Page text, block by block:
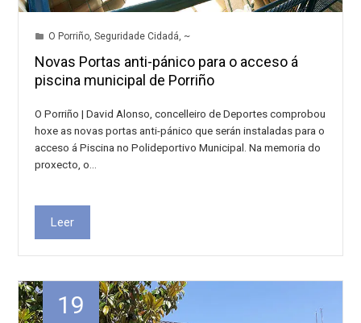
O Porriño,Seguridade Cidadá, ~
Novas Portas anti-pánico para o acceso á
piscina municipal de Porriño
O Porriño | David Alonso, concelleiro de Deportes comprobou
hoxe as novas portas anti-pánico que serán instaladas para o
acceso á Piscina no Polideportivo Municipal. Na memoria do
proxecto, o…
Leer
19